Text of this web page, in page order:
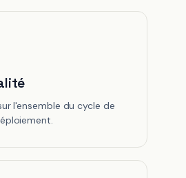
l'ensemble du cycle de